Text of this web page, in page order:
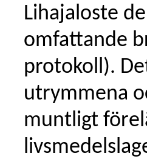
Lihajaloste
omfattande
protokoll).
utrymmena
muntligt